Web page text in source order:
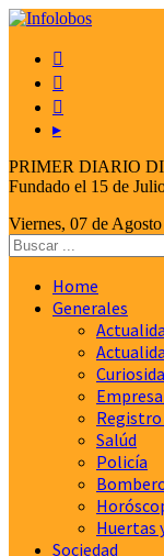



▸
PRIMER DIARIO
Fundado el 15 de
Viernes, 07 de
Home
Generales
Registro
Salúd
Policía
Huertas
Sociedad